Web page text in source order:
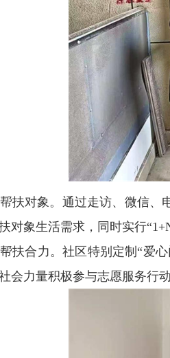
扶对象。通过走访、微信
对象生活需求，同时实行
扶合力。社区特别定制“爱
会力量积极参与志愿服务行